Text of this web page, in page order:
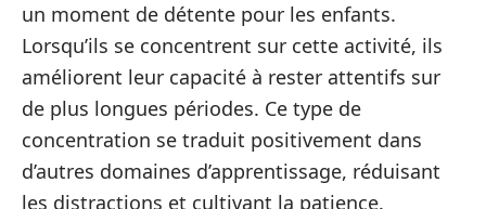
un moment de détente pour les enfants.
Lorsqu’ils se concentrent sur cette activité, ils
améliorent leur capacité à rester attentifs sur
de plus longues périodes. Ce type de
concentration se traduit positivement dans
d’autres domaines d’apprentissage, réduisant
les distractions et cultivant la patience.